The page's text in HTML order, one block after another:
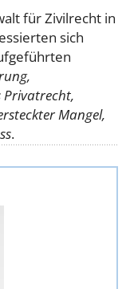
für Zivilrecht in
sich
Mangel,
.